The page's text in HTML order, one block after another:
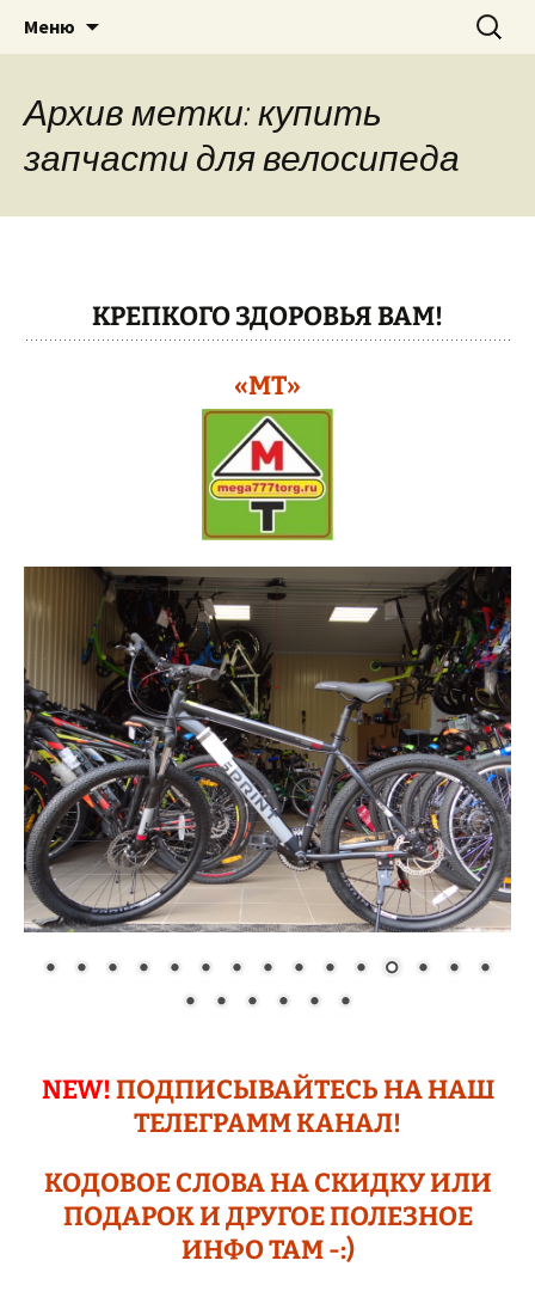
"МЕГА ТОРГ"
Теплицы, велосипеды, электро-
бензоинструмент, бытовая техника
в г. Павлово Нижегородская область,
Муром, Кулебаки, Выкса….
Меню Найти:
Архив метки: купить
запчасти для велосипеда
КРЕПКОГО ЗДОРОВЬЯ ВАМ!
«МТ»
NEW!ПОДПИСЫВАЙТЕСЬ НА НАШ
ТЕЛЕГРАМM КАНАЛ!
КОДОВОЕ СЛОВА НА СКИДКУ ИЛИ
ПОДАРОК И ДРУГОЕПОЛЕЗНОЕ
ИНФО ТАМ -:)